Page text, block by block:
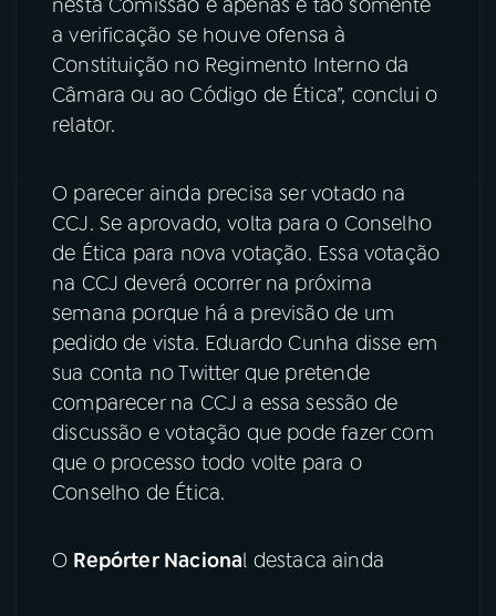
a verificação se houve ofensa à
Constituição no Regimento Interno da
Câmara ou ao Código de Ética”, conclui o
relator.
O parecer ainda precisa ser votado na
CCJ. Se aprovado, volta para o Conselho
de Ética para nova votação. Essa votação
na CCJ deverá ocorrer na próxima
semana porque há a previsão de um
pedido de vista. Eduardo Cunha disse em
sua conta no Twitter que pretende
comparecer na CCJ a essa sessão de
discussão e votação que pode fazer com
que o processo todo volte para o
Conselho de Ética.
O Repórter Nacional destaca ainda